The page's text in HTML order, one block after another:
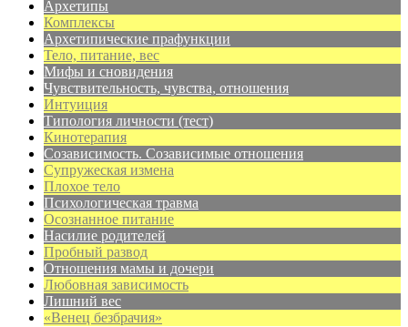
Архетипы
Комплексы
Архетипические прафункции
Тело, питание, вес
Мифы и сновидения
Чувствительность, чувства, отношения
Интуиция
Типология личности (тест)
Кинотерапия
Созависимость. Созависимые отношения
Супружеская измена
Плохое тело
Психологическая травма
Осознанное питание
Насилие родителей
Пробный развод
Отношения мамы и дочери
Любовная зависимость
Лишний вес
«Венец безбрачия»